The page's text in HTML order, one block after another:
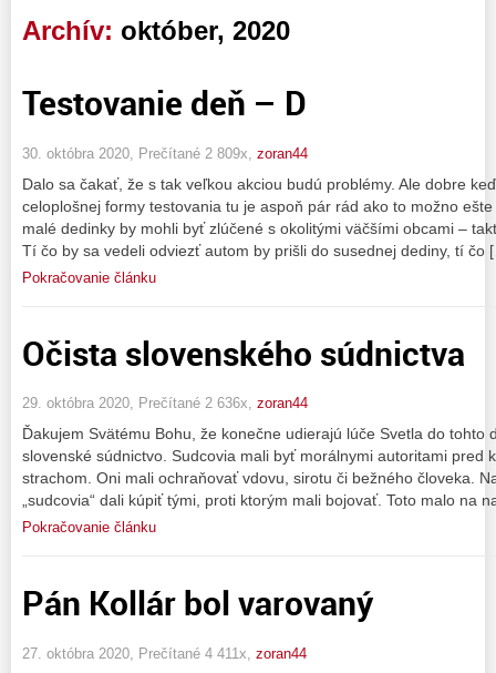
Archív: október, 2020
Testovanie deň – D
30. októbra 2020, Prečítané 2 809x, zoran44
Dalo sa čakať, že s tak veľkou akciou budú problémy. Ale dobre
celoplošnej formy testovania tu je aspoň pár rád ako to možno
malé dedinky by mohli byť zlúčené s okolitými väčšími obcami –
Tí čo by sa vedeli odviezť autom by prišli do susednej dediny, tí čo
Pokračovanie článku
Očista slovenského súdnictva
29. októbra 2020, Prečítané 2 636x, zoran44
Ďakujem Svätému Bohu, že konečne udierajú lúče Svetla do tohto
slovenské súdnictvo. Sudcovia mali byť morálnymi autoritami pred
strachom. Oni mali ochraňovať vdovu, sirotu či bežného človeka.
„sudcovia“ dali kúpiť tými, proti ktorým mali bojovať. Toto malo na
Pokračovanie článku
Pán Kollár bol varovaný
27. októbra 2020, Prečítané 4 411x, zoran44